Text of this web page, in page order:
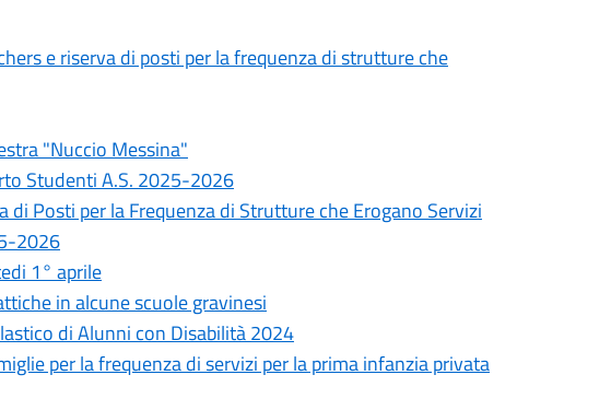
e riserva di posti per la frequenza di strutture che
"Nuccio Messina"
Studenti A.S. 2025-2026
di Posti per la Frequenza di Strutture che Erogano Servizi
2026
1° aprile
in alcune scuole gravinesi
di Alunni con Disabilità 2024
per la frequenza di servizi per la prima infanzia privata